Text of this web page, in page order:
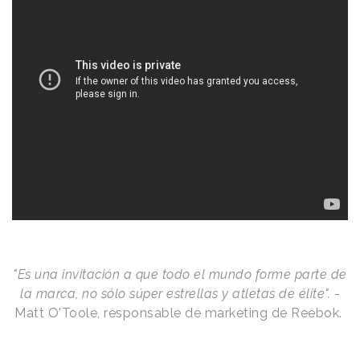
"Es una invitación a que todo el mundo forme parte de
la marca, no sólo súper estrellas y atletas de élite". -
Matt O'Toole, responsable de marketing de Reebok.